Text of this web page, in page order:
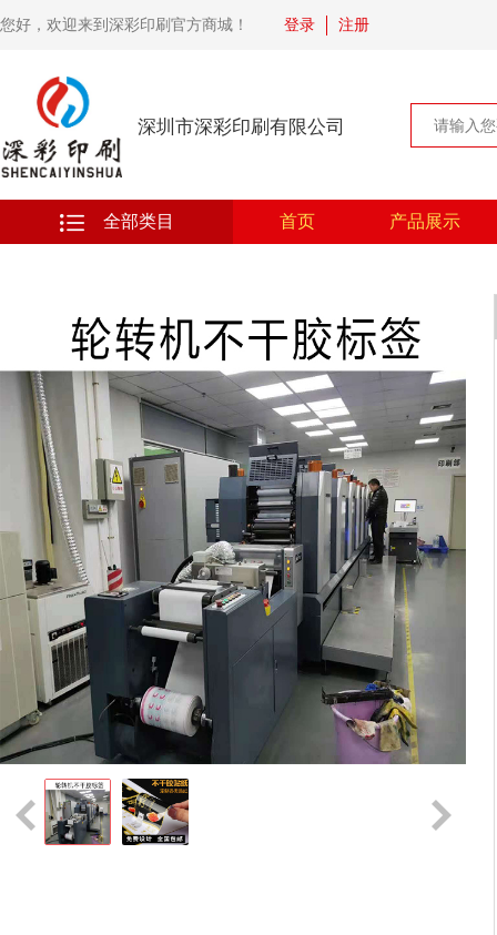
您好，欢迎来到深彩印刷官方商城！ 登录 注册
深圳市深彩印刷有限公司
首页 产品展示
全部类目